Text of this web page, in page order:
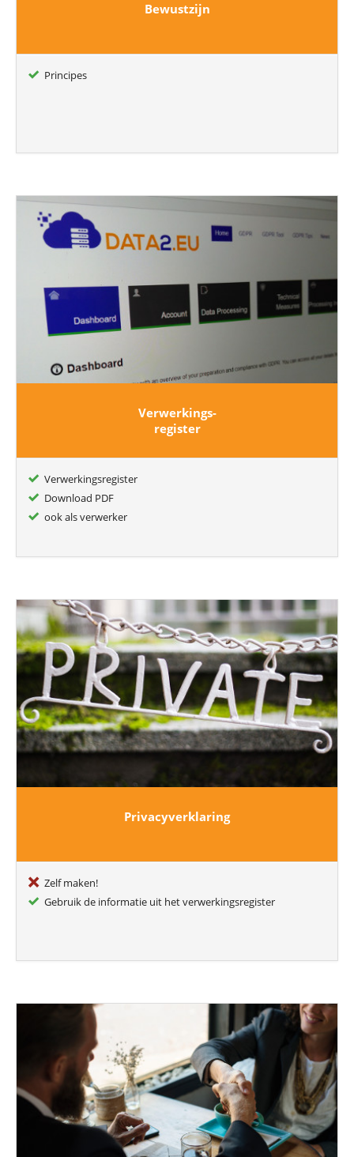
Bewustzijn
Principes
Verwerkings-
register
Verwerkingsregister
Download PDF
ook als verwerker
Privacyverklaring
Zelf maken!
Gebruik de informatie uit het verwerkingsregister